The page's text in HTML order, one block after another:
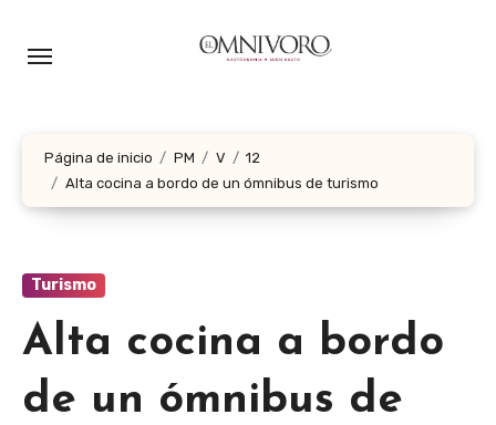
Página de inicio PM V
12
Alta cocina a bordo de un ómnibus de turismo
Turismo
Alta cocina a bordo
de un ómnibus de